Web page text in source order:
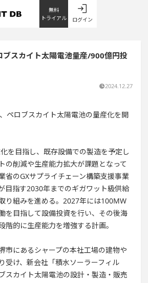
無料
トライアル
ログイン
ブスカイト太陽電池量産/900億円投
2024.12.27
ペロブスカイト太陽電池の量産化を開
を目指し、既存設備での製造を予定し
の削減や生産能力拡大が課題となって
省のGXサプライチェーン構築支援事業
目指す2030年までのギガワット級供給
り組みを進める。2027年には100MW
を目指して設備投資を行い、その後海
階的に生産能力を増強する計画。
市にあるシャープの本社工場の建物や
受け、新会社「積水ソーラーフィル
スカイト太陽電池の設計・製造・販売